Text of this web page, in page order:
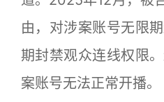
由，对涉案账号无限
期封禁观众连线权限
案账号无法正常开播。